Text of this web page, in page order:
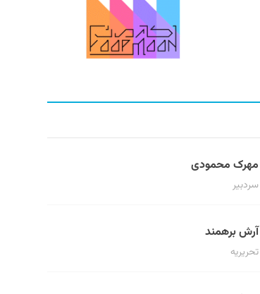
مهرک محمودی
سردبیر
آرش برهمند
تحریریه